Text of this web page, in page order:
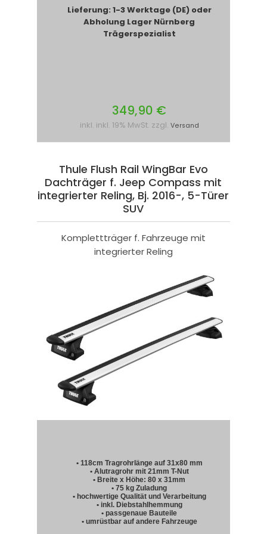
Lieferung: 1-3 Werktage (DE) oder
Abholung Lager Nürnberg
Trägerspezialist
349,90 €
inkl. inkl. 19% MwSt. zzgl. Versand
Thule Flush Rail WingBar Evo
Dachträger f. Jeep Compass mit
integrierter Reling, Bj. 2016-, 5-Türer
SUV
Komplettträger f. Fahrzeuge mit
integrierter Reling
• 118cm Tragrohrlänge auf 31x80 mm
• Alutragrohr mit 21mm T-Nut
• Breite x Höhe: 80 x 31mm
• 75 kg Zuladung
• hochwertige Qualität und Verarbeitung
• inkl. Diebstahlhemmung
• passgenaue Bauteile
• umrüstbar auf andere Fahrzeuge